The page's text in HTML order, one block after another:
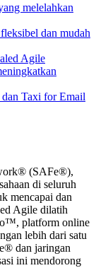
melelahkan
dan mudah
Agile
Taxi for Email
(SAFe®),
di seluruh
mencapai dan
Agile dilatih
platform online
lebih dari satu
dan jaringan
ini mendorong